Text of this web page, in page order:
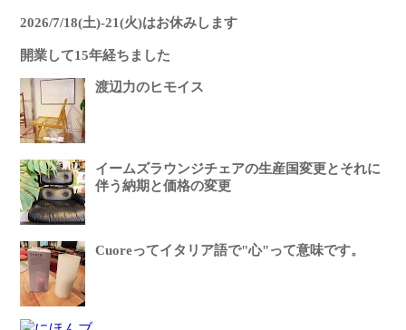
2026/7/18(土)-21(火)はお休みします
開業して15年経ちました
渡辺力のヒモイス
イームズラウンジチェアの生産国変更とそれに
伴う納期と価格の変更
Cuoreってイタリア語で"心"って意味です。